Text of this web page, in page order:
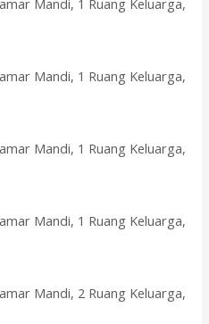
Mandi, 1 Ruang Keluarga,
Mandi, 1 Ruang Keluarga,
Mandi, 1 Ruang Keluarga,
Mandi, 2 Ruang Keluarga,